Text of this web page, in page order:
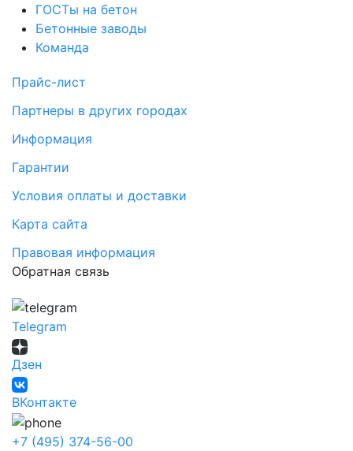
ГОСТы на бетон
Бетонные заводы
Команда
Прайс-лист
Партнеры в других городах
Информация
Гарантии
Условия оплаты и доставки
Карта сайта
Правовая информация
Обратная связь
Telegram
Дзен
ВКонтакте
+7 (495) 374-56-00